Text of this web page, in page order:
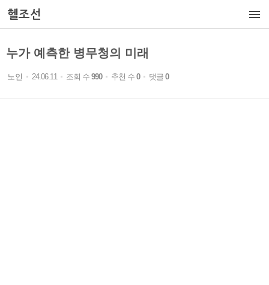

헬조선
누가 예측한 병무청의 미래
노인 24.06.11 조회 수 990 추천 수 0 댓글 0